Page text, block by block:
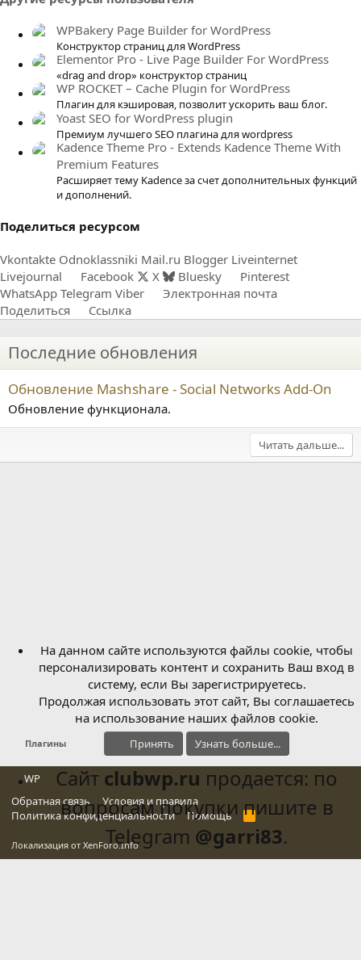
WPBakery Page Builder for WordPress
Конструктор страниц для WordPress
Elementor Pro - Live Page Builder For WordPress
«drag and drop» конструктор страниц
WP ROCKET – Cache Plugin for WordPress
Плагин для кэшировая, позволит ускорить ваш блог.
Yoast SEO for WordPress plugin
Премиум лучшего SEO плагина для wordpress
Kadence Theme Pro - Extends Kadence Theme With
Premium Features
Расширяет тему Kadence за счет дополнительных функций
и дополнений.
Поделиться ресурсом
Vkontakte Odnoklassniki Mail.ru Blogger Liveinternet
Livejournal
Facebook X Bluesky
Pinterest
WhatsApp Telegram Viber
Электронная почта
Поделиться
Ссылка
Последние обновления
Обновление Mashshare - Social Networks Add-On
Обновление функционала.
Читать дальше...
Плагины
WP
Обратная связь
Условия и правила
Политика конфиденциальности
Помощь
R
S
Локализация от XenForo.Info
На данном сайте используются файлы cookie, чтобы
персонализировать контент и сохранить Ваш вход в
систему, если Вы зарегистрируетесь.
Продолжая использовать этот сайт, Вы соглашаетесь
на использование наших файлов cookie.
Принять Узнать больше...
Сайт clubwp.ru продается: по
вопросам покупки пишите в
Telegram @garri83.